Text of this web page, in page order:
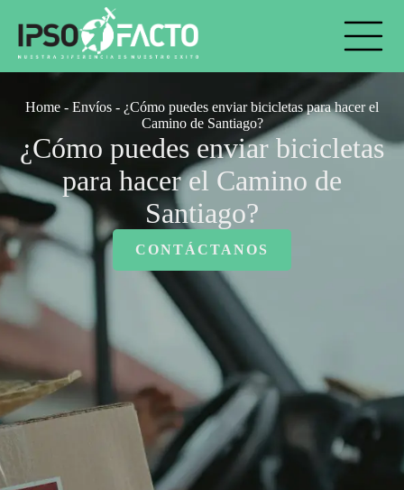
content
Home - Envíos - ¿Cómo puedes enviar bicicletas para hacer el
Camino de Santiago?
¿Cómo puedes enviar bicicletas
para hacer el Camino de
Santiago?
CONTÁCTANOS